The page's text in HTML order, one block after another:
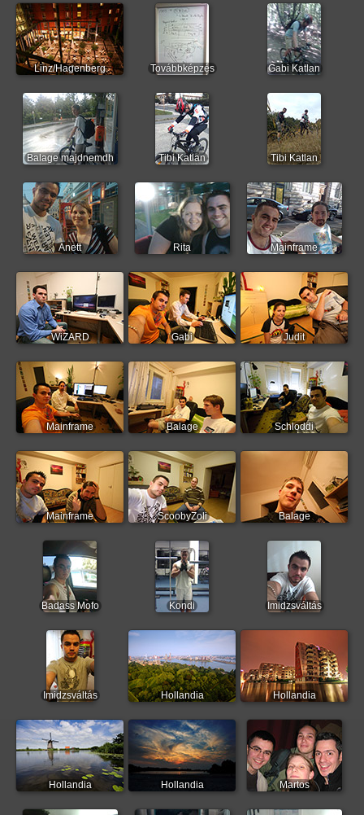
Linz/Hagenberg Továbbképzés Gabi Katlan
Balage majdnemdh Tibi Katlan Tibi Katlan
Anett Rita Mainframe
WiZARD Gabi Judit
Mainframe Balage Schloddi
Mainframe ScoobyZoli Balage
Badass Mofo Kondi Imidzsváltás
Imidzsváltás Hollandia Hollandia
Hollandia Hollandia Martos